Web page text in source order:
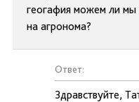
геогафия можем ли мы
на агронома?
Ответ:
Здравствуйте,